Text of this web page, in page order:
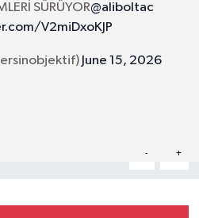
SÜRÜYOR@aliboltac
V2miDxoKJP
June 15, 2026
- +